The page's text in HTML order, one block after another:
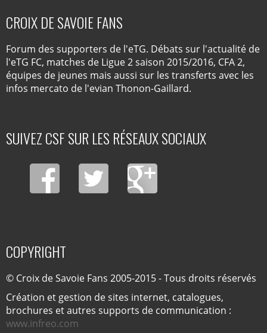
CROIX DE SAVOIE FANS
Forum des supporters de l'eTG. Débats sur l'actualité de
l'eTG FC, matches de Ligue 2 saison 2015/2016, CFA 2,
équipes de jeunes mais aussi sur les transferts avec les
infos mercato de l'evian Thonon-Gaillard.
SUIVEZ CSF SUR LES RÉSEAUX SOCIAUX
COPYRIGHT
© Croix de Savoie Fans 2005-2015 - Tous droits réservés
Création et gestion de sites internet, catalogues,
brochures et autres supports de communication :
www.infreo.com